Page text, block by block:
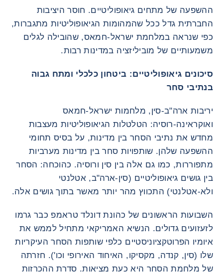
ההשפעה של מתחים גיאופוליטיים. חוסר היציבות
החברתית גדל ככל שהמהומות הגיאופוליטיות מתגברות,
כפי שנראה במלחמת ישראל-חמאס, שהובילה לגלים
משמעותיים של מוביליזציה במדינות רבות.
סיכונים גיאופוליטיים: ביטחון כלכלי ומתח גבוה
בנתיבי סחר
יריבות ארה"ב-סין, מלחמות ישראל-חמאס
ואוקראינה-רוסיה: הטלטלות הגיאופוליטיות מעצבות
מחדש את נתיבי הסחר בין מדינות, על בסיס תחומי
ההשפעה שלהן. שותפויות סחר בין מדינות מערביות
מתפוררות, כמו גם אלה בין סין ורוסיה. כהוכחה: הסחר
בין גושים גיאופוליטיים (סין-ארה"ב, אטלנטי
ולא-אטלנטי) התכווץ מהר יותר מאשר בתוך גושים אלה.
השבועות הראשונים של כהונת דונלד טראמפ כבר גרמו
לזעזועים גדולים. הנשיא האמריקאי מתחיל לממש את
איומיו הפרוטקציוניסטיים כלפי שותפות הסחר העיקריות
שלו (סין, קנדה, מקסיקו, האיחוד האירופי וכו'). חזרתה
של מלחמת הסחר היא כעת מציאות. סדרת ההכרזות